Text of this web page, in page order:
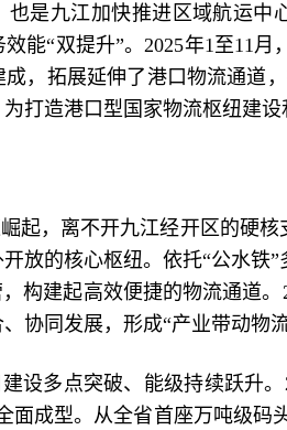
也是九江加快推进区域航运
能“双提升”。2025年1至11
，拓展延伸了港口物流通道
打造港口型国家物流枢纽建
起，离不开九江经开区的硬
放的核心枢纽。依托“公水铁
构建起高效便捷的物流通道
协同发展，形成“产业带动物
设多点突破、能级持续跃升。
面成型。从全省首座万吨级